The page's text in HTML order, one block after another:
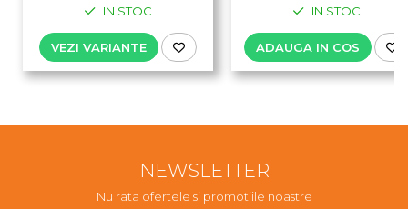
IN STOC
VEZI VARIANTE
IN STOC
ADAUGA IN COS
NEWSLETTER
Nu rata ofertele si promotiile noastre